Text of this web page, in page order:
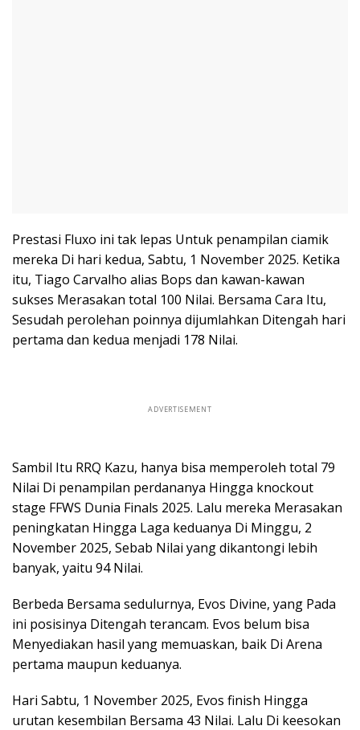
Prestasi Fluxo ini tak lepas Untuk penampilan ciamik
mereka Di hari kedua, Sabtu, 1 November 2025. Ketika
itu, Tiago Carvalho alias Bops dan kawan-kawan
sukses Merasakan total 100 Nilai. Bersama Cara Itu,
Sesudah perolehan poinnya dijumlahkan Ditengah hari
pertama dan kedua menjadi 178 Nilai.
ADVERTISEMENT
Sambil Itu RRQ Kazu, hanya bisa memperoleh total 79
Nilai Di penampilan perdananya Hingga knockout
stage FFWS Dunia Finals 2025. Lalu mereka Merasakan
peningkatan Hingga Laga keduanya Di Minggu, 2
November 2025, Sebab Nilai yang dikantongi lebih
banyak, yaitu 94 Nilai.
Berbeda Bersama sedulurnya, Evos Divine, yang Pada
ini posisinya Ditengah terancam. Evos belum bisa
Menyediakan hasil yang memuaskan, baik Di Arena
pertama maupun keduanya.
Hari Sabtu, 1 November 2025, Evos finish Hingga
urutan kesembilan Bersama 43 Nilai. Lalu Di keesokan